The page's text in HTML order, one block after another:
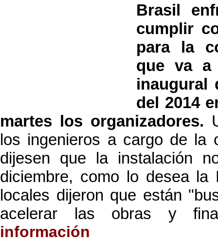
Brasil
cumplir
para la
que va a
inaugural
del 2014
martes los organizadores.
los ingenieros a cargo de la
dijesen que la instalación
diciembre, como lo desea la
locales dijeron que están
acelerar las obras y
información